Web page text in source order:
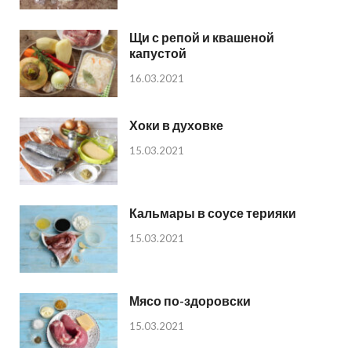
Щи с репой и квашеной
капустой
16.03.2021
Хоки в духовке
15.03.2021
Кальмары в соусе терияки
15.03.2021
Мясо по-здоровски
15.03.2021